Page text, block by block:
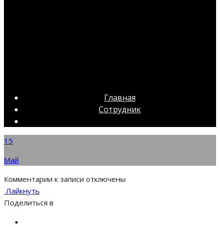
Главная
Сотрудник
15
Май
Комментарии к записи отключены
Лайкнуть
Поделиться в